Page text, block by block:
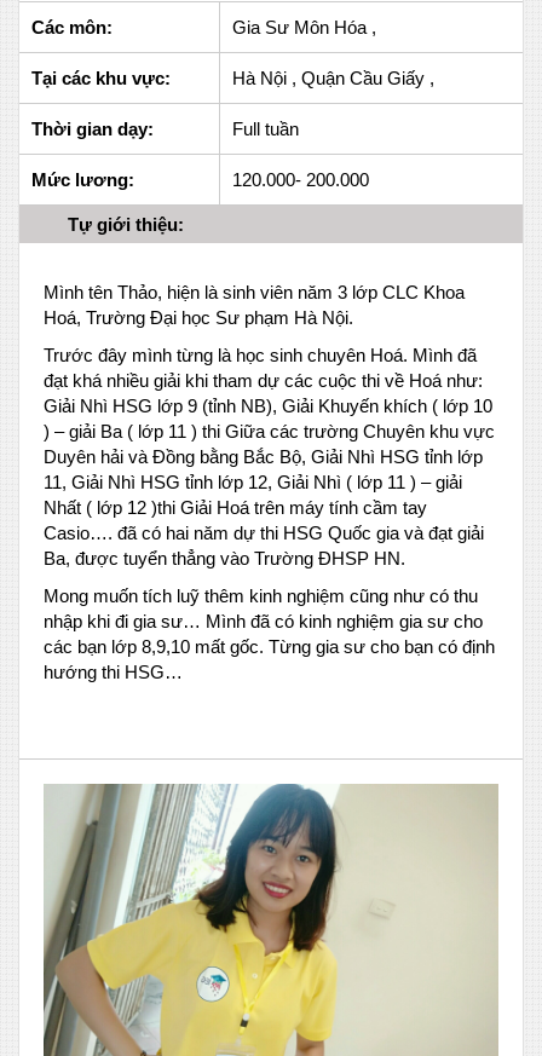
Các môn: Gia Sư Môn Hóa ,
Tại các khu vực: Hà Nội , Quận Cầu Giấy ,
Thời gian dạy: Full tuần
Mức lương: 120.000- 200.000
Tự giới thiệu:
Mình tên Thảo, hiện là sinh viên năm 3 lớp CLC Khoa
Hoá, Trường Đại học Sư phạm Hà Nội.
Trước đây mình từng là học sinh chuyên Hoá. Mình đã
đạt khá nhiều giải khi tham dự các cuộc thi về Hoá như:
Giải Nhì HSG lớp 9 (tỉnh NB), Giải Khuyến khích ( lớp 10
) – giải Ba ( lớp 11 ) thi Giữa các trường Chuyên khu vực
Duyên hải và Đồng bằng Bắc Bộ, Giải Nhì HSG tỉnh lớp
11, Giải Nhì HSG tỉnh lớp 12, Giải Nhì ( lớp 11 ) – giải
Nhất ( lớp 12 )thi Giải Hoá trên máy tính cầm tay
Casio…. đã có hai năm dự thi HSG Quốc gia và đạt giải
Ba, được tuyển thẳng vào Trường ĐHSP HN.
Mong muốn tích luỹ thêm kinh nghiệm cũng như có thu
nhập khi đi gia sư… Mình đã có kinh nghiệm gia sư cho
các bạn lớp 8,9,10 mất gốc. Từng gia sư cho bạn có định
hướng thi HSG…